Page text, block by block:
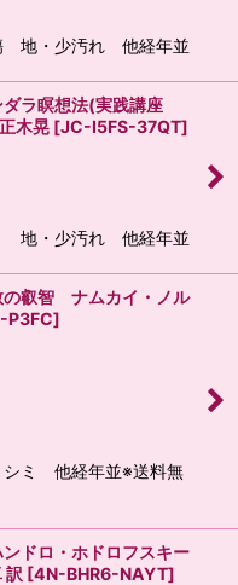
地・少汚れ 他経年並
ラ瞑想法(実践講座
木晃 [JC-I5FS-37QT]
地・少汚れ 他経年並
叡智 ナムカイ・ノル
P3FC]
ミ 他経年並※送料無
ドロ・ホドロフスキー
訳 [4N-BHR6-NAYT]